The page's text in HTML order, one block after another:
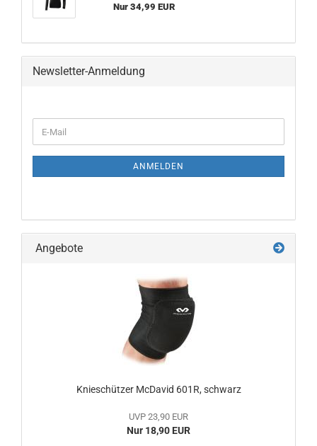
Nur 34,99 EUR
Newsletter-Anmeldung
ZUR
E-
Mail
ANMELDEN
Angebote
Knieschützer McDavid 601R, schwarz
UVP 23,90 EUR
Nur 18,90 EUR